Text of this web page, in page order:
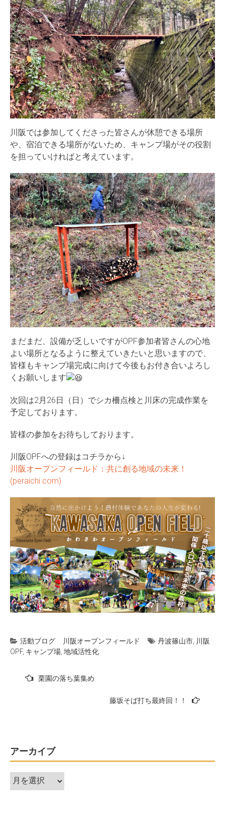
川阪では参加してくださった皆さんが休憩できる場所
や、宿泊できる場所がないため、キャンプ場がその役割
を担っていければと考えています。
まだまだ、設備が乏しいですがOPF参加者皆さんの心地
よい場所となるように整えていきたいと思いますので、
皆様もキャンプ場完成に向けて今後もお付き合いよろし
くお願いします
次回は2月26日（日）でシカ柵点検と川床の完成作業を
予定しております。
皆様の参加をお待ちしております。
川阪OPFへの登録はコチラから↓
川阪オープンフィールド：共に創る地域の未来！
(peraichi.com)
活動ブログ 川阪オープンフィールド 丹波篠山市 川阪
OPF, キャンプ場 地域活性化
ー
シ
ョ
栗園の落ち葉集め
藤坂そば打ち最終回！！
アーカイブ
ア
ー